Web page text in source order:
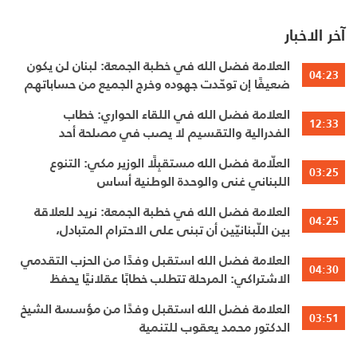
آخر الاخبار
04:23
العلامة فضل الله في خطبة الجمعة: لبنان لن يكون
ضعيفًا إن توحّدت جهوده وخرج الجميع من حساباتهم
12:33
العلامة فضل الله في اللقاء الحواري: خطاب
الفدرالية والتقسيم لا يصب في مصلحة أحد
03:25
العلّامة فضل الله مستقبِلًا الوزير مكي: التنوع
اللبناني غنى والوحدة الوطنية أساس
04:25
العلامة فضل الله في خطبة الجمعة: نريد للعلاقة
بين اللّبنانيّين أن تبنى على الاحترام المتبادل،
04:30
العلامة فضل الله استقبل وفدًا من الحزب التقدمي
الاشتراكي: المرحلة تتطلب خطابًا عقلانيًا يحفظ
03:51
العلامة فضل الله استقبل وفدًا من مؤسسة الشيخ
الدكتور محمد يعقوب للتنمية